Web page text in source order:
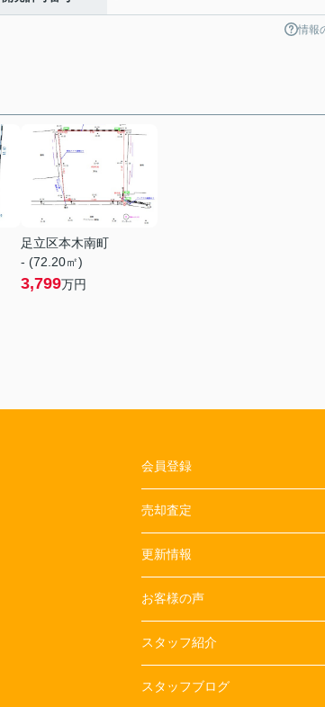
情報
足立区本木南町
- (72.20㎡)
3,799万円
会員登録
売却査定
更新情報
お客様の声
スタッフ紹介
スタッフブログ